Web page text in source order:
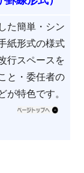
た簡単・シン
紙形式の様式
行スペースを
と・委任者の
特色です。